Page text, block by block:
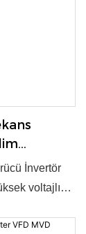
İnvertör
voltajlı
ulusal